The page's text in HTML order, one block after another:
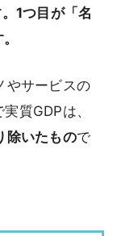
1つ目が「名
やサービスの
質GDPは、
除いたもので